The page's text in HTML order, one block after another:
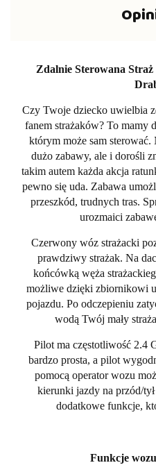
Zdalnie Sterowana
Czy Twoje dziecko uwielbia
fanem strażaków? To mamy
którym może sam
dużo zabawy, ale i dorośli
takim autem każda akcja
pewno się uda. Zabawa
przeszkód, trudnych tras.
urozmaici
Czerwony wóz strażacki
prawdziwy strażak. Na
końcówką węża
możliwe dzięki zbiornikowi
pojazdu. Po odczepieniu
wodą Twój mały
Pilot ma częstotliwość 2.4
bardzo prosta, a pilot
pomocą operator wozu
kierunki jazdy na przód/
dodatkowe funkcje,
Funkcje